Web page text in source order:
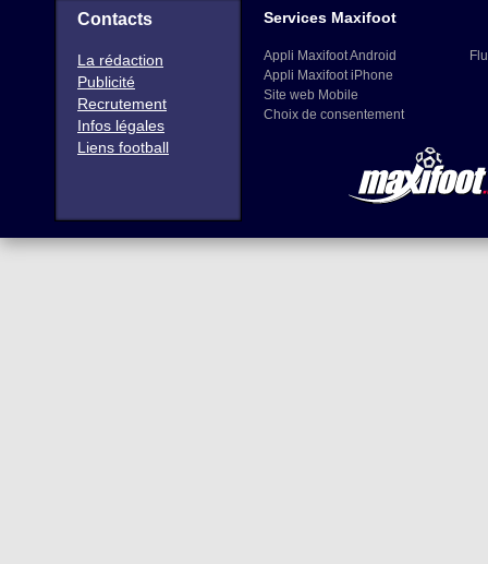
Contacts
La rédaction
Publicité
Recrutement
Infos légales
Liens football
Services Maxifoot
Appli Maxifoot Android
Appli Maxifoot iPhone
Site web Mobile
Choix de consentement